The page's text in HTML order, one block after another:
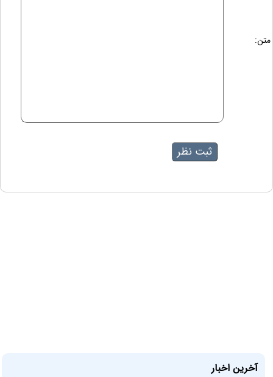
متن:
آخرین اخبار